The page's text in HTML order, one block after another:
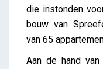
die instonden
bouw van
van 65
Aan de hand van